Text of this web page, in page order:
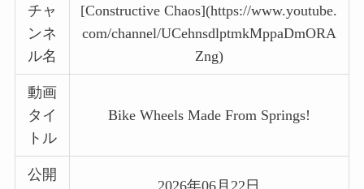
チャ
ンネ
ル名
[Constructive Chaos](https://www.youtube.
com/channel/UCehnsdlptmkMppaDmORA
Zng)
動画
タイ
トル
Bike Wheels Made From Springs!
公開